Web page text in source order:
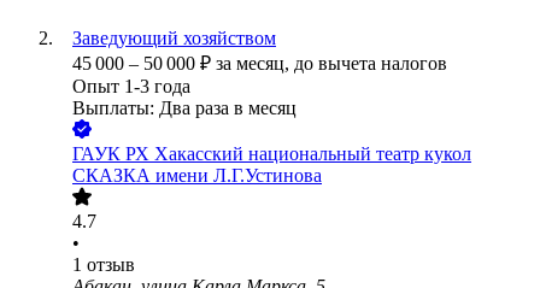
Заведующий хозяйством
45 000 – 50 000 ₽ за месяц, до вычета налогов
Опыт 1-3 года
Выплаты: Два раза в месяц
ГАУК РХ Хакасский национальный театр кукол
СКАЗКА имени Л.Г.Устинова
4.7
•
1 отзыв